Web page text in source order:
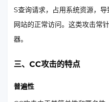
S查询请求，占用系统资源，
网站的正常访问。这类攻击常
器。
三、CC攻击的特点
普遍性